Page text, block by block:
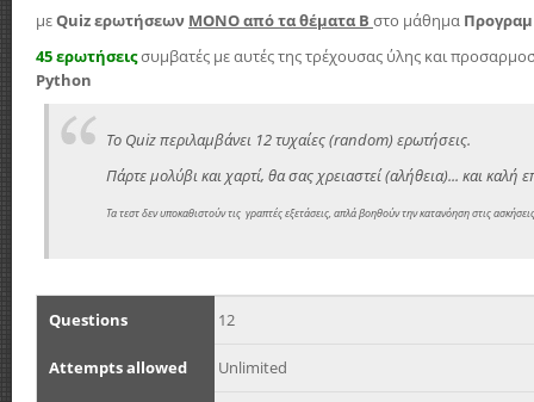
μεQuiz ερωτήσεων ΜΟΝΟ από τα θέματα Β στο μάθημα
45 ερωτήσειςσυμβατές με αυτές της τρέχουσας ύλης και
Python
Το Quiz περιλαμβάνει 12 τυχαίες (random) ερωτήσεις.
Πάρτε μολύβι και χαρτί, θα σας χρειαστεί (αλήθεια)... και καλή
Τα τεστ δεν υποκαθιστούν τις γραπτές εξετάσεις, απλά βοηθούν την κατανόηση στις ασκήσεις
Questions 12
Attempts allowed Unlimited